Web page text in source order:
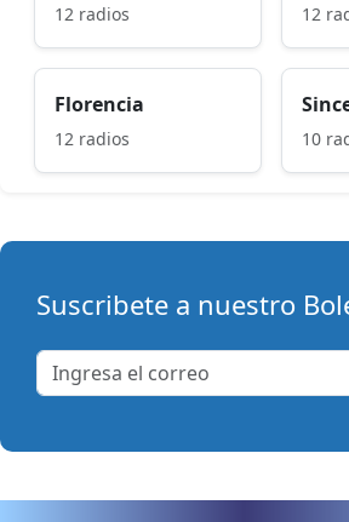
12 radios 12
Florencia
12 radios 10
Suscribete a nuestro